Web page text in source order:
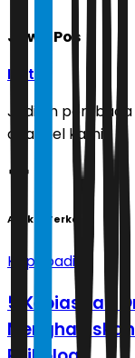
Jawa Pos
Ikuti
Jadilah pembaca
channel kami!
Artikel Terkait
Kepribadian
5 Kebiasaan